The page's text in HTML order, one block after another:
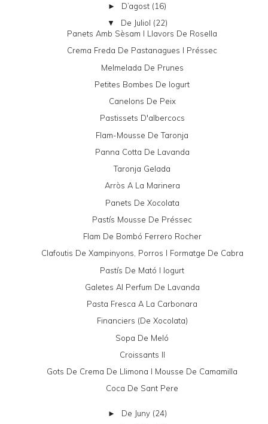
► D’agost (16)
▼ De Juliol (22)
Panets Amb Sèsam I Llavors De Rosella
Crema Freda De Pastanagues I Préssec
Melmelada De Prunes
Petites Bombes De Iogurt
Canelons De Peix
Pastissets D'albercocs
Flam-Mousse De Taronja
Panna Cotta De Lavanda
Taronja Gelada
Arròs A La Marinera
Panets De Xocolata
Pastís Mousse De Préssec
Flam De Bombó Ferrero Rocher
Clafoutis De Xampinyons, Porros I Formatge De Cabra
Pastís De Mató I Iogurt
Galetes Al Perfum De Lavanda
Pasta Fresca A La Carbonara
Financiers (de Xocolata)
Sopa De Meló
Croissants II
Gots De Crema De Llimona I Mousse De Camamilla
Coca De Sant Pere
► De Juny (24)